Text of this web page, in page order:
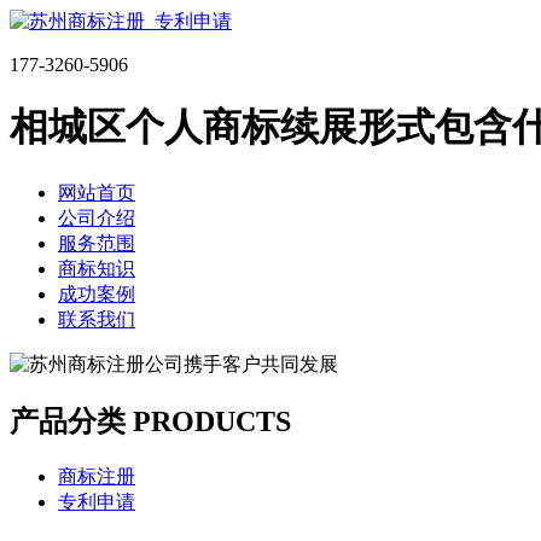
177-3260-5906
相城区个人商标续展形式包含
网站首页
公司介绍
服务范围
商标知识
成功案例
联系我们
产品分类 PRODUCTS
商标注册
专利申请